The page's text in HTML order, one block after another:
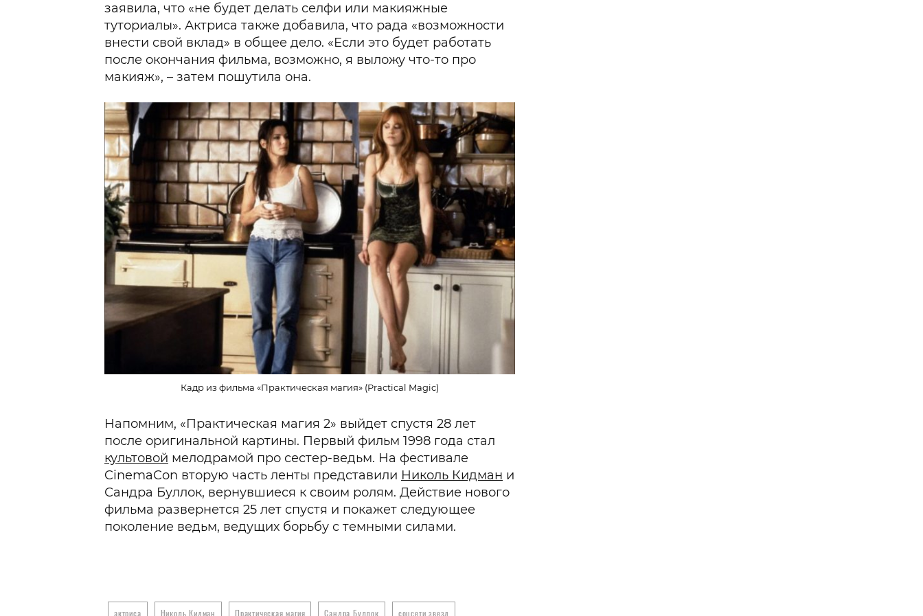
заявила, что «не будет делать селфи или макияжные
туториалы». Актриса также добавила, что рада «возможности
внести свой вклад» в общее дело. «Если это будет работать
после окончания фильма, возможно, я выложу что-то про
макияж», – затем пошутила она.
Кадр из фильма «Практическая магия» (Practical Magic)
Напомним, «Практическая магия 2» выйдет спустя 28 лет
после оригинальной картины. Первый фильм 1998 года стал
культовой мелодрамой про сестер-ведьм. На фестивале
CinemaCon вторую часть ленты представили Николь Кидман и
Сандра Буллок, вернувшиеся к своим ролям. Действие нового
фильма развернется 25 лет спустя и покажет следующее
поколение ведьм, ведущих борьбу с темными силами.
актриса Николь Кидман Практическая магия Сандра Буллок соцсети звезд